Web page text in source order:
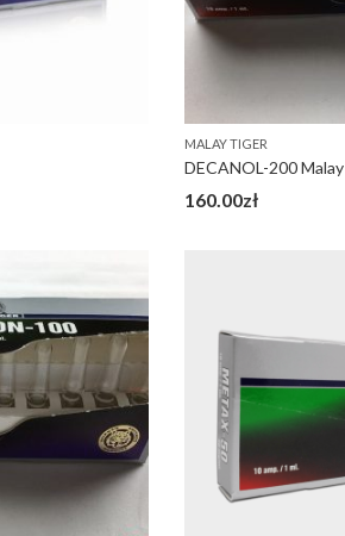
MALAY TIGER
DECANOL-200 Malay
160.00zł